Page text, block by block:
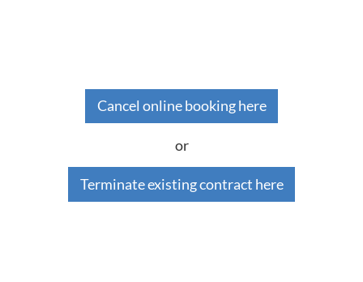
Cancel online booking here
or
Terminate existing contract here